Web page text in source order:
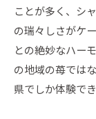
ことが多く、シ
の瑞々しさがケ
との絶妙なハー
の地域の苺では
県でしか体験で